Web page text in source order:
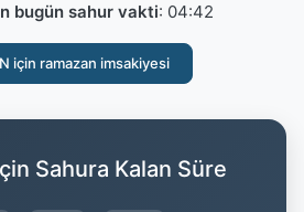
bugün sahur vakti: 04:42
için ramazan imsakiyesi
Sahura Kalan Süre